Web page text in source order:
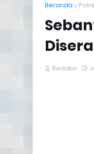
Beranda
Redaksi